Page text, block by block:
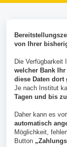
von Ihrer
Die Verfügbarkeit
welcher Bank
diese Daten dort
Je nach Institut
Tagen und bis
Daher kann es
automatisch
Möglichkeit,
Button